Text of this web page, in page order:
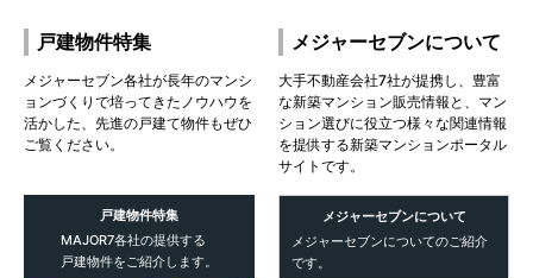
戸建物件特集
メジャーセブン各社が長年のマンシ
ョンづくりで培ってきたノウハウを
活かした、先進の戸建て物件もぜひ
ご覧ください。
戸建物件特集
MAJOR7各社の提供する
戸建物件をご紹介します。
メジャーセブンについて
大手不動産会社7社が提携し、豊富
な新築マンション販売情報と、マン
ション選びに役立つ様々な関連情報
を提供する新築マンションポータル
サイトです。
メジャーセブンについて
メジャーセブンについてのご紹介
です。